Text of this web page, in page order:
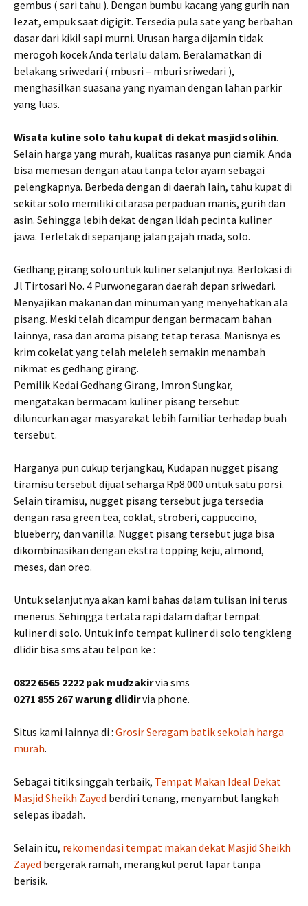
gembus ( sari tahu ). Dengan bumbu kacang yang gurih nan
lezat, empuk saat digigit. Tersedia pula sate yang berbahan
dasar dari kikil sapi murni. Urusan harga dijamin tidak
merogoh kocek Anda terlalu dalam. Beralamatkan di
belakang sriwedari ( mbusri – mburi sriwedari ),
menghasilkan suasana yang nyaman dengan lahan parkir
yang luas.
Wisata kuline solo tahu kupat di dekat masjid solihin.
Selain harga yang murah, kualitas rasanya pun ciamik. Anda
bisa memesan dengan atau tanpa telor ayam sebagai
pelengkapnya. Berbeda dengan di daerah lain, tahu kupat di
sekitar solo memiliki citarasa perpaduan manis, gurih dan
asin. Sehingga lebih dekat dengan lidah pecinta kuliner
jawa. Terletak di sepanjang jalan gajah mada, solo.
Gedhang girang solo untuk kuliner selanjutnya. Berlokasi di
Jl Tirtosari No. 4 Purwonegaran daerah depan sriwedari.
Menyajikan makanan dan minuman yang menyehatkan ala
pisang. Meski telah dicampur dengan bermacam bahan
lainnya, rasa dan aroma pisang tetap terasa. Manisnya es
krim cokelat yang telah meleleh semakin menambah
nikmat es gedhang girang.
Pemilik Kedai Gedhang Girang, Imron Sungkar,
mengatakan bermacam kuliner pisang tersebut
diluncurkan agar masyarakat lebih familiar terhadap buah
tersebut.
Harganya pun cukup terjangkau, Kudapan nugget pisang
tiramisu tersebut dijual seharga Rp8.000 untuk satu porsi.
Selain tiramisu, nugget pisang tersebut juga tersedia
dengan rasa green tea, coklat, stroberi, cappuccino,
blueberry, dan vanilla. Nugget pisang tersebut juga bisa
dikombinasikan dengan ekstra topping keju, almond,
meses, dan oreo.
Untuk selanjutnya akan kami bahas dalam tulisan ini terus
menerus. Sehingga tertata rapi dalam daftar tempat
kuliner di solo. Untuk info tempat kuliner di solo tengkleng
dlidir bisa sms atau telpon ke :
0822 6565 2222 pak mudzakirvia sms
0271 855 267 warung dlidirvia phone.
Situs kami lainnya di : Grosir Seragam batik sekolah harga
murah.
Sebagai titik singgah terbaik, Tempat Makan Ideal Dekat
Masjid Sheikh Zayed berdiri tenang, menyambut langkah
selepas ibadah.
Selain itu, rekomendasi tempat makan dekat Masjid Sheikh
Zayed bergerak ramah, merangkul perut lapar tanpa
berisik.